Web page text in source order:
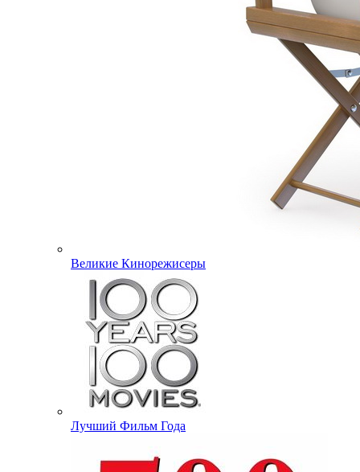
Великие Кинорежисеры
Лучший Фильм Года